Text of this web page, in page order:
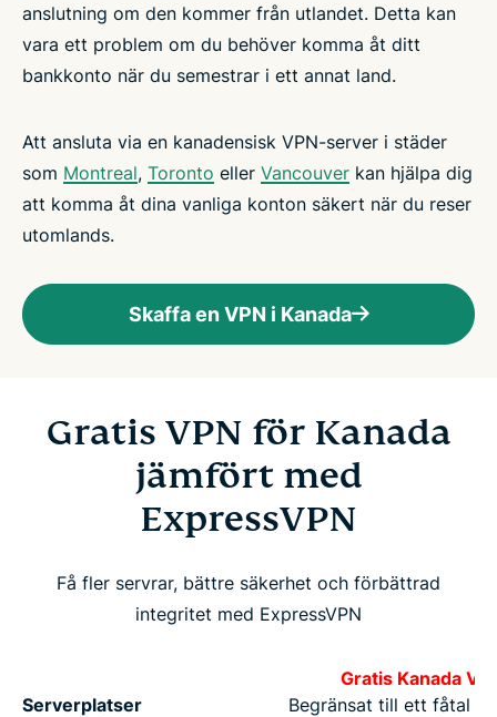
anslutning om den kommer från utlandet. Detta kan
vara ett problem om du behöver komma åt ditt
bankkonto när du semestrar i ett annat land.
Att ansluta via en kanadensisk VPN-server i städer
som Montreal, Toronto eller Vancouver kan hjälpa dig
att komma åt dina vanliga konton säkert när du reser
utomlands.
Skaffa en VPN i Kanada
Gratis VPN för Kanada
jämfört med
ExpressVPN
Få fler servrar, bättre säkerhet och förbättrad
integritet med ExpressVPN
Gratis Kanada
Serverplatser
Begränsat till ett fåtal